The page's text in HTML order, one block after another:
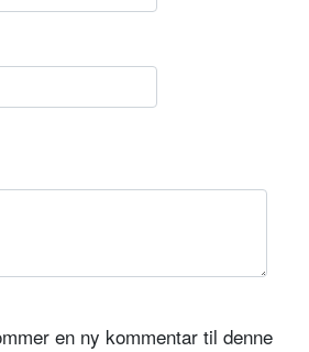
en ny kommentar til denne